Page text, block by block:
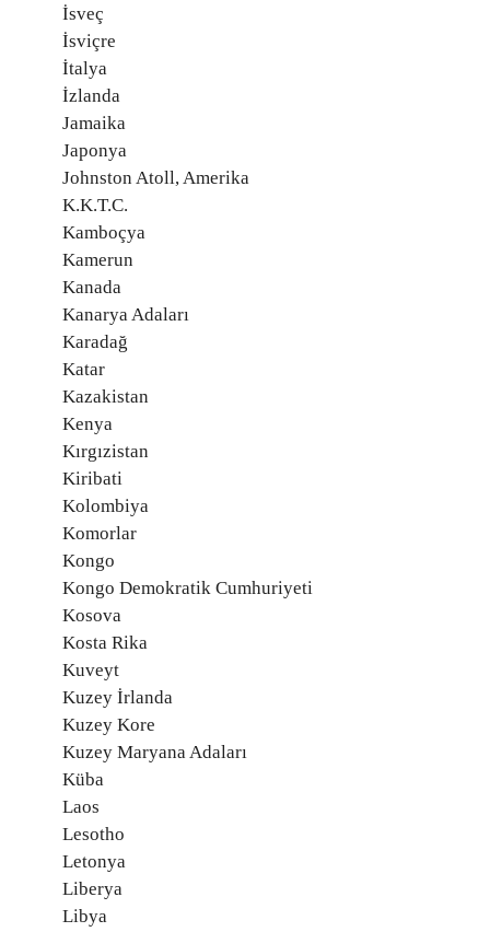
İsveç
İsviçre
İtalya
İzlanda
Jamaika
Japonya
Johnston Atoll, Amerika
K.K.T.C.
Kamboçya
Kamerun
Kanada
Kanarya Adaları
Karadağ
Katar
Kazakistan
Kenya
Kırgızistan
Kiribati
Kolombiya
Komorlar
Kongo
Kongo Demokratik Cumhuriyeti
Kosova
Kosta Rika
Kuveyt
Kuzey İrlanda
Kuzey Kore
Kuzey Maryana Adaları
Küba
Laos
Lesotho
Letonya
Liberya
Libya